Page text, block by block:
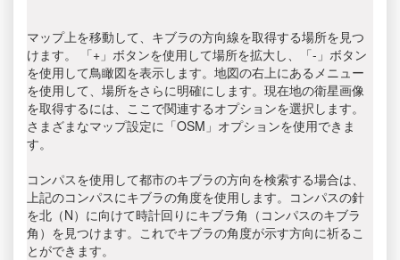
マップ上を移動して、キブラの方向線を取得する場所を見つ
けます。 「+」ボタンを使用して場所を拡大し、「-」ボタン
を使用して鳥瞰図を表示します。地図の右上にあるメニュー
を使用して、場所をさらに明確にします。現在地の衛星画像
を取得するには、ここで関連するオプションを選択します。
さまざまなマップ設定に「OSM」オプションを使用できま
す。
コンパスを使用して都市のキブラの方向を検索する場合は、
上記のコンパスにキブラの角度を使用します。コンパスの針
を北（N）に向けて時計回りにキブラ角（コンパスのキブラ
角）を見つけます。これでキブラの角度が示す方向に祈るこ
とができます。